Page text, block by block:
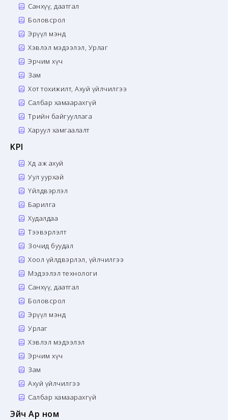
Санхүү, даатгал
Боловсрол
Эрүүл мэнд
Хэвлэл мэдээлэл, Урлаг
Эрчим хүч
Зам
Хот тохижилт, Ахуй үйлчилгээ
Салбар хамаарахгүй
Төрийн байгууллага
Харуул хамгаалалт
KPI
Хөдөө аж ахуй
Уул уурхай
Үйлдвэрлэл
Барилга
Худалдаа
Тээвэрлэлт
Зочид буудал
Хоол үйлдвэрлэл, үйлчилгээ
Мэдээлэл технологи
Санхүү, даатгал
Боловсрол
Эрүүл мэнд
Урлаг
Хэвлэл мэдээлэл
Эрчим хүч
Зам
Ахуй үйлчилгээ
Салбар хамаарахгүй
Эйч Ар ном